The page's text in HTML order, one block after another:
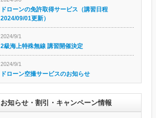
ドローンの免許取得サービス（講習日程
2024/09/01更新）
2024/9/1
2級海上特殊無線 講習開催決定
2024/9/1
ドローン空撮サービスのお知らせ
お知らせ・割引・キャンペーン情報